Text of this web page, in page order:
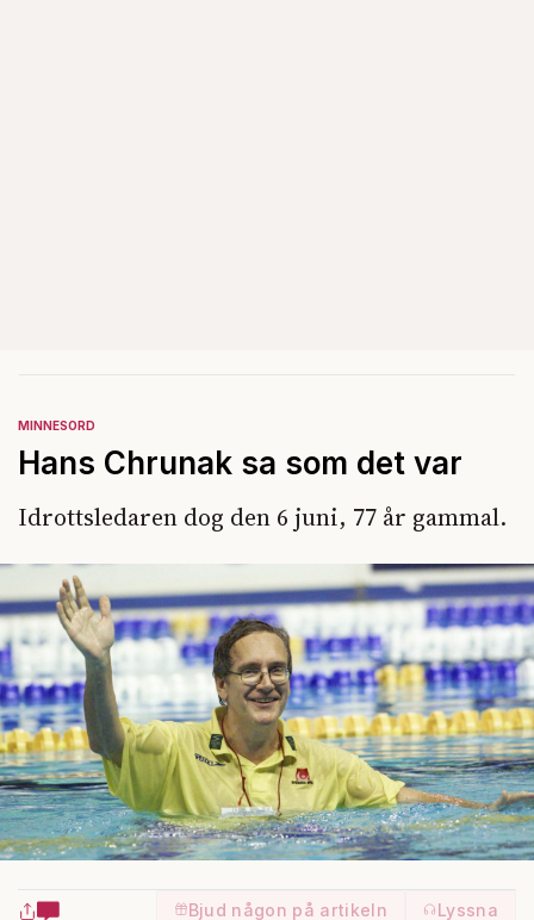
MINNESORD
Hans Chrunak sa som det var
Idrottsledaren dog den 6 juni, 77 år gammal.
Bjud någon på artikeln
Lyssna